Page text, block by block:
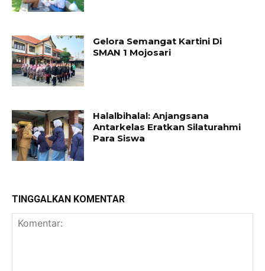
Gelora Semangat Kartini Di
SMAN 1 Mojosari
Halalbihalal: Anjangsana
Antarkelas Eratkan Silaturahmi
Para Siswa
TINGGALKAN KOMENTAR